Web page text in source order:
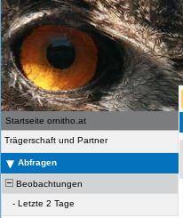
Startseite ornitho.at
Trägerschaft und Partner
Abfragen
Beobachtungen
- Letzte 2 Tage